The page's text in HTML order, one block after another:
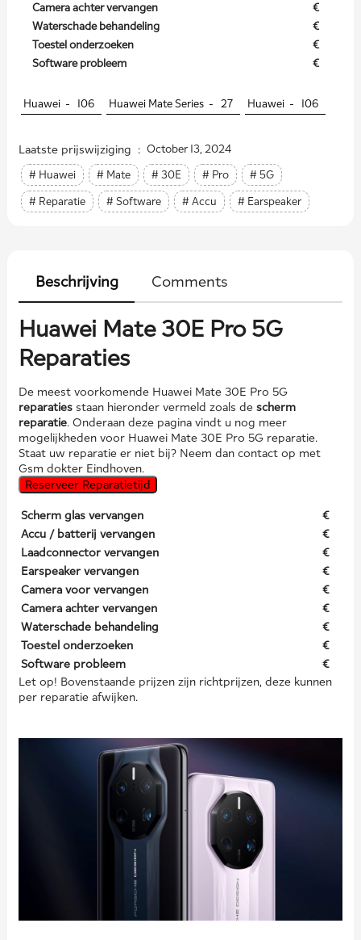
Camera achter vervangen
€
Waterschade behandeling
€
Toestel onderzoeken
€
Software probleem
€
Huawei - 106 Huawei Mate Series - 27 Huawei - 106
Laatste prijswijziging : October 13, 2024
# Huawei
# Mate # 30E # Pro # 5G
# Reparatie # Software # Accu # Earspeaker
Beschrijving Comments
Huawei Mate 30E Pro 5G
Reparaties
De meest voorkomende Huawei Mate 30E Pro 5G
reparatiesstaan hieronder vermeld zoals de scherm
reparatie. Onderaan deze pagina vindt u nog meer
mogelijkheden voor Huawei Mate 30E Pro 5G reparatie.
Staat uw reparatie er niet bij? Neem dan contact op met
Gsm dokter Eindhoven.
Reserveer Reparatietijd
Scherm glas vervangen
€
Accu / batterij vervangen
€
Laadconnector vervangen
€
Earspeaker vervangen
€
Camera voor vervangen
€
Camera achter vervangen
€
Waterschade behandeling
€
Toestel onderzoeken
€
Software probleem
€
Let op! Bovenstaande prijzen zijn richtprijzen, deze kunnen
per reparatie afwijken.